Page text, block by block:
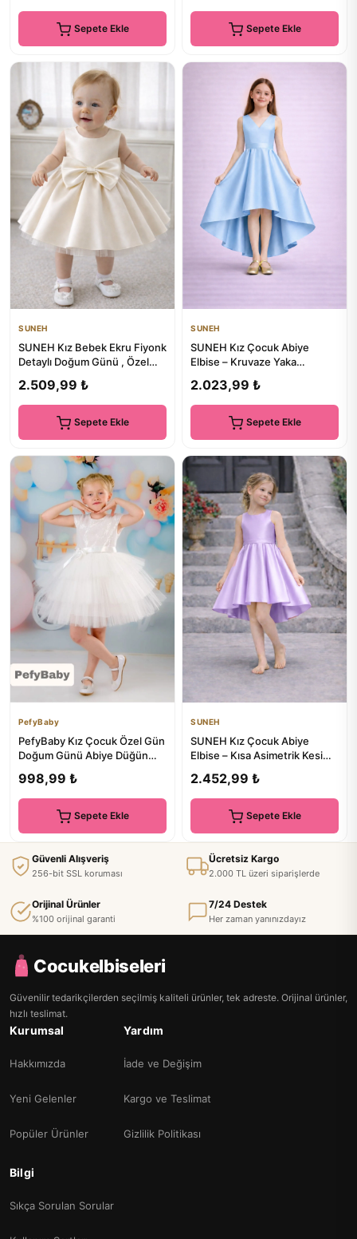
Sepete Ekle Sepete Ekle
SUNEH
SUNEH Kız Bebek Ekru Fiyonk
Detaylı Doğum Günü , Özel
2.509,99 ₺
Sepete Ekle
SUNEH
SUNEH Kız Çocuk Abiye
Elbise – Kruvaze Yaka
Düğü...
2.023,99 ₺
Sepete Ekle
PefyBaby
PefyBaby Kız Çocuk Özel Gün
Doğum Günü Abiye Düğün
998,99 ₺
Sepete Ekle
SUNEH
SUNEH Kız Çocuk Abiye
Elbise – Kısa Asimetrik Kesim,
2.452,99 ₺
Sepete Ekle
Güvenli Alışveriş
256-bit SSL koruması
Ücretsiz Kargo
2.000 TL üzeri siparişlerde
Orijinal Ürünler
%100 orijinal garanti
7/24 Destek
Her zaman yanınızdayız
Cocukelbiseleri
Güvenilir tedarikçilerden seçilmiş kaliteli ürünler, tek adreste. Orijinal ürünler,
hızlı teslimat.
Kurumsal
Hakkımızda
Yeni Gelenler
Popüler Ürünler
Yardım
İade ve Değişim
Kargo ve Teslimat
Gizlilik Politikası
Bilgi
Sıkça Sorulan Sorular